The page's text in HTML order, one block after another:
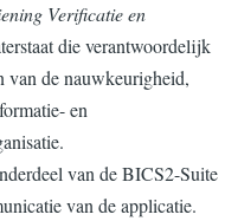
Verificatie en
die verantwoordelijk
van de nauwkeurigheid,
en
van de BICS2-Suite
van de applicatie.